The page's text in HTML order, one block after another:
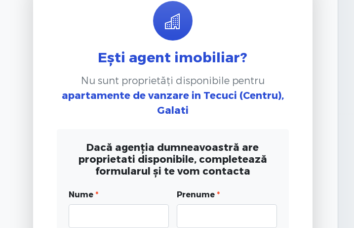
Ești agent imobiliar?
Nu sunt proprietăți disponibile pentru
apartamente de vanzare in Tecuci (Centru),
Galati
Dacă agenția dumneavoastră are
proprietati disponibile, completează
formularul și te vom contacta
Nume * Prenume *